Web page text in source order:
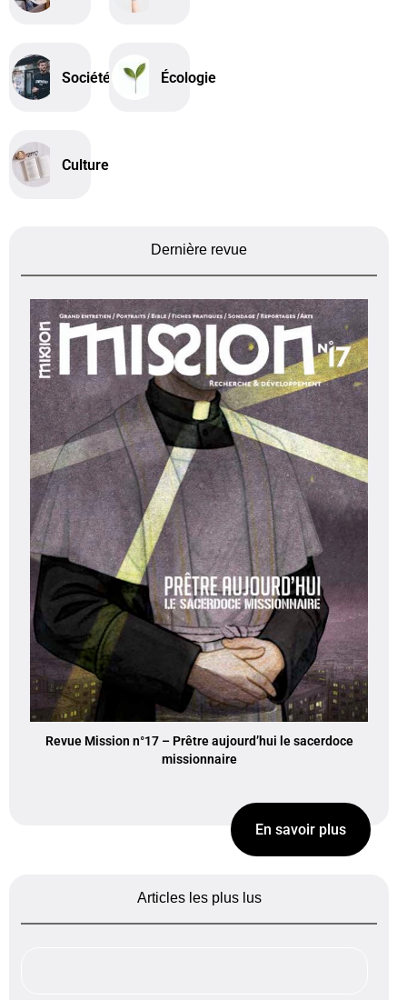
Société Écologie
Culture
Dernière revue
Revue Mission n°17 – Prêtre aujourd’hui le sacerdoce
missionnaire
En savoir plus
Articles les plus lus